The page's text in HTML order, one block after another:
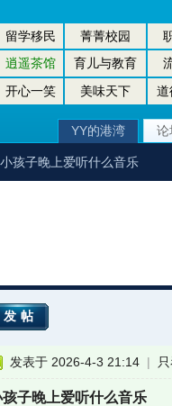
留学移民 菁菁校园
逍遥茶馆 育儿与教育
开心一笑 美味天下
道
YY的港湾 论
孩子晚上爱听什么音乐
发帖
发表于 2026-4-3 21:14 |
子晚上爱听什么音乐